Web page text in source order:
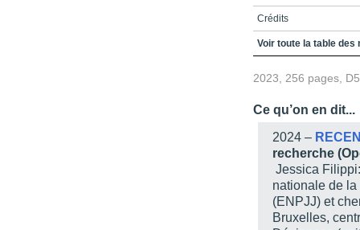
Crédits
Remerciements
Liste des figures et
Liste des sigles et
Introduction
PARTIE I / Hors des
Chapitre 1 / Une
Voir toute la table des
2023, 256 pages,
Ce qu’on en dit...
2024 –
recherche
Jessica
nationale de
(ENPJJ) et
Bruxelles,